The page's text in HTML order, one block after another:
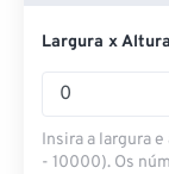
Largura x
Insira a largura
- 10000). Os